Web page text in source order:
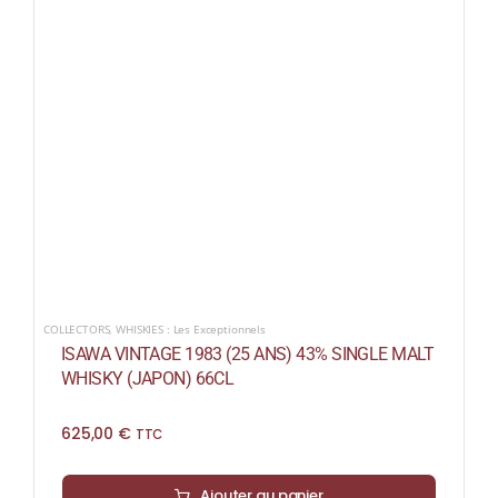
COLLECTORS,WHISKIES : Les Exceptionnels
ISAWA VINTAGE 1983 (25 ANS) 43% SINGLE MALT
WHISKY (JAPON) 66CL
625,00 € TTC